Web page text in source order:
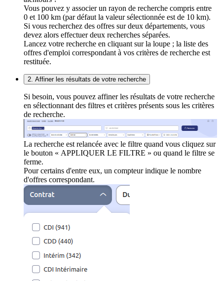
Vous pouvez y associer un rayon de recherche compris entre
0 et 100 km (par défaut la valeur sélectionnée est de 10 km).
Si vous recherchez des offres sur deux départements, vous
devez alors effectuer deux recherches séparées.
Lancez votre recherche en cliquant sur la loupe ; la liste des
offres d'emploi correspondant à vos critères de recherche est
restituée.
2. Affiner les résultats de votre recherche
Si besoin, vous pouvez affiner les résultats de votre recherche
en sélectionnant des filtres et critères présents sous les critères
de recherche.
La recherche est relancée avec le filtre quand vous cliquez sur
le bouton « APPLIQUER LE FILTRE » ou quand le filtre se
ferme.
Pour certains d'entre eux, un compteur indique le nombre
d'offres correspondant.